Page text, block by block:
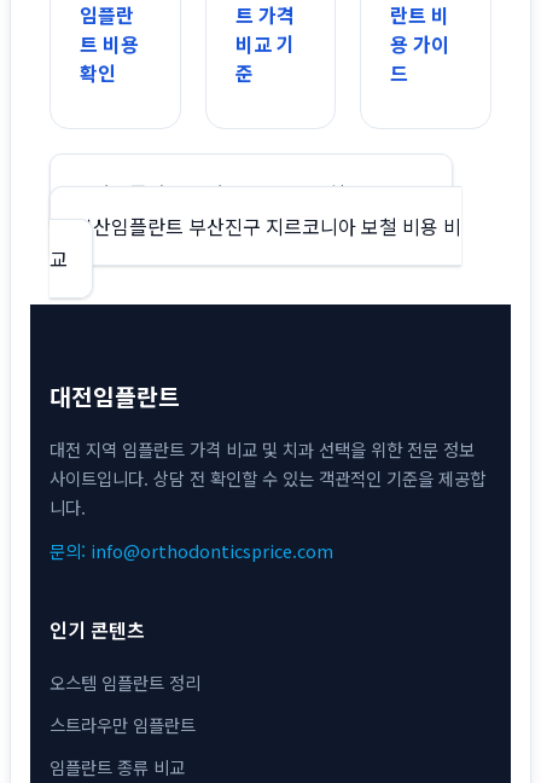
임플란
트 비용
확인
트 가격
비교 기
준
란트 비
용 가이
드
글
탐
색
부산임플란트 부산진구 PFM 보철 비용 비교
부산임플란트 부산진구 지르코니아 보철 비용 비
교
대전임플란트
대전 지역 임플란트 가격 비교 및 치과 선택을 위한 전문 정보
사이트입니다. 상담 전 확인할 수 있는 객관적인 기준을 제공합
니다.
문의: info@orthodonticsprice.com
인기 콘텐츠
오스템 임플란트 정리
스트라우만 임플란트
임플란트 종류 비교